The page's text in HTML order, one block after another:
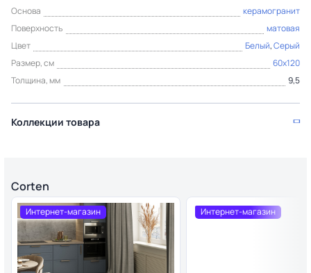
Основа
керамогранит
Поверхность
матовая
Цвет
Белый,Серый
Размер, см
60x120
Толщина, мм
9,5
Коллекции товара
Corten
Интернет-магазин Интернет-магазин